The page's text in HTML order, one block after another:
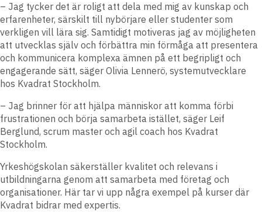
– Jag tycker det är roligt att dela med mig av kunskap och
erfarenheter, särskilt till nybörjare eller studenter som
verkligen vill lära sig. Samtidigt motiveras jag av möjligheten
att utvecklas själv och förbättra min förmåga att presentera
och kommunicera komplexa ämnen på ett begripligt och
engagerande sätt, säger Olivia Lennerö, systemutvecklare
hos Kvadrat Stockholm.
– Jag brinner för att hjälpa människor att komma förbi
frustrationen och börja samarbeta istället, säger Leif
Berglund, scrum master och agil coach hos Kvadrat
Stockholm.
Yrkeshögskolan säkerställer kvalitet och relevans i
utbildningarna genom att samarbeta med företag och
organisationer. Här tar vi upp några exempel på kurser där
Kvadrat bidrar med expertis.